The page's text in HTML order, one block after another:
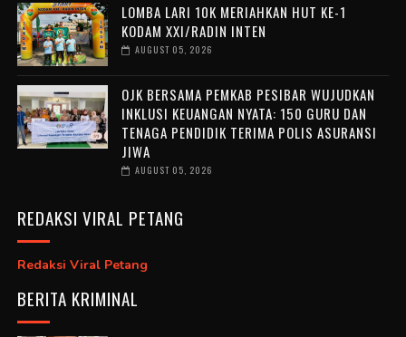
LOMBA LARI 10K MERIAHKAN HUT KE-1
KODAM XXI/RADIN INTEN
AUGUST 05, 2026
OJK BERSAMA PEMKAB PESIBAR WUJUDKAN
INKLUSI KEUANGAN NYATA: 150 GURU DAN
TENAGA PENDIDIK TERIMA POLIS ASURANSI
JIWA
AUGUST 05, 2026
REDAKSI VIRAL PETANG
Redaksi Viral Petang
BERITA KRIMINAL